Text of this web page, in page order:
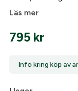
Kontakta oss
Läs mer
795 kr
Info kring köp av
När du är
Leverans &
Fyll i din e-post